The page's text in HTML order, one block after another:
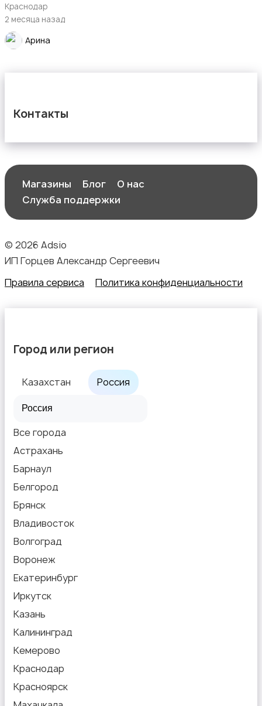
Краснодар
2 месяца назад
Арина
Контакты
Магазины Блог
О нас
Служба поддержки
© 2026 Adsio
ИП Горцев Александр Сергеевич
Правила сервиса
Политика конфиденциальности
Город или регион
Казахстан Россия
Все города
Астрахань
Барнаул
Белгород
Брянск
Владивосток
Волгоград
Воронеж
Екатеринбург
Иркутск
Казань
Калининград
Кемерово
Краснодар
Красноярск